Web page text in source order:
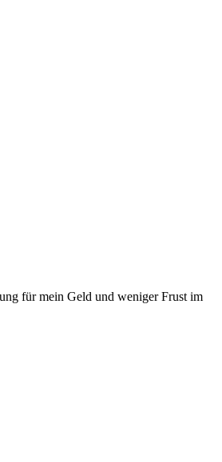
für mein Geld und weniger Frust im